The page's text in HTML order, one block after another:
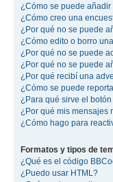
¿Cómo se puede
¿Cómo creo una
¿Por qué no se puede
¿Cómo edito o borro
¿Por qué no se puede
¿Por qué no se puede
¿Por qué recibí una
¿Cómo se puede
¿Para qué sirve el
¿Por qué mis mensajes
¿Cómo hago para
Formatos y tipos de
¿Qué es el código
¿Puedo usar HTML?